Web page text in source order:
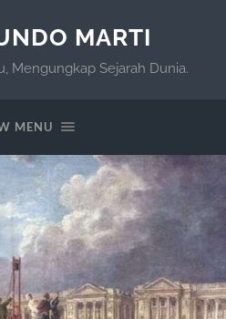
MARTI
Mengungkap Sejarah Dunia.
MENU